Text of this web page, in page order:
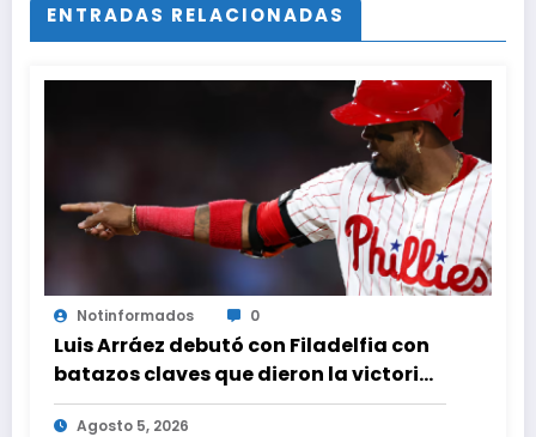
ENTRADAS RELACIONADAS
Notinformados 0
Luis Arráez debutó con Filadelfia con
batazos claves que dieron la victoria
ante Nacionales
Agosto 5, 2026